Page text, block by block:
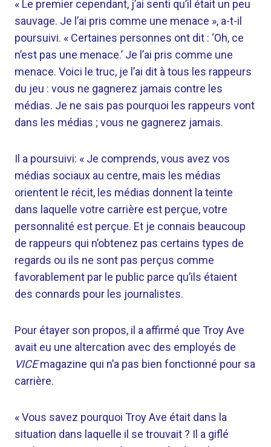
« Le premier cependant, j’ai senti qu’il était un peu
sauvage. Je l’ai pris comme une menace », a-t-il
poursuivi. « Certaines personnes ont dit : ‘Oh, ce
n’est pas une menace.’ Je l’ai pris comme une
menace. Voici le truc, je l’ai dit à tous les rappeurs
du jeu : vous ne gagnerez jamais contre les
médias. Je ne sais pas pourquoi les rappeurs vont
dans les médias ; vous ne gagnerez jamais.
Il a poursuivi: « Je comprends, vous avez vos
médias sociaux au centre, mais les médias
orientent le récit, les médias donnent la teinte
dans laquelle votre carrière est perçue, votre
personnalité est perçue. Et je connais beaucoup
de rappeurs qui n’obtenez pas certains types de
regards ou ils ne sont pas perçus comme
favorablement par le public parce qu’ils étaient
des connards pour les journalistes.
Pour étayer son propos, il a affirmé que Troy Ave
avait eu une altercation avec des employés de
VICEmagazine qui n’a pas bien fonctionné pour sa
carrière.
« Vous savez pourquoi Troy Ave était dans la
situation dans laquelle il se trouvait ? Il a giflé